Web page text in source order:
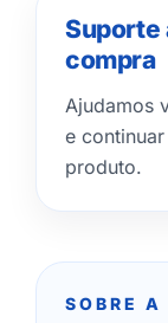
Suporte
compra
Ajudamos
e
produto.
SOBRE